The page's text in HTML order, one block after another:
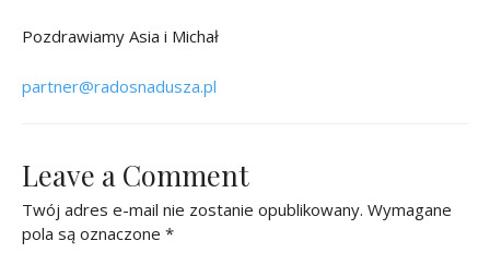
Pozdrawiamy Asia i Michał
partner@radosnadusza.pl
Leave a Comment
Twój adres e-mail nie zostanie opublikowany. Wymagane
pola są oznaczone *